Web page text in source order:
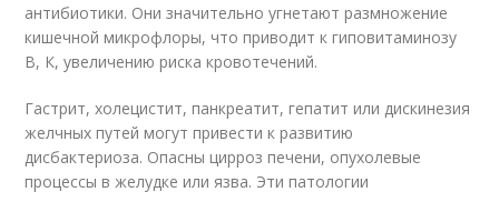
антибиотики. Они значительно угнетают размножение
кишечной микрофлоры, что приводит к гиповитаминозу
В, К, увеличению риска кровотечений.
Гастрит, холецистит, панкреатит, гепатит или дискинезия
желчных путей могут привести к развитию
дисбактериоза. Опасны цирроз печени, опухолевые
процессы в желудке или язва. Эти патологии